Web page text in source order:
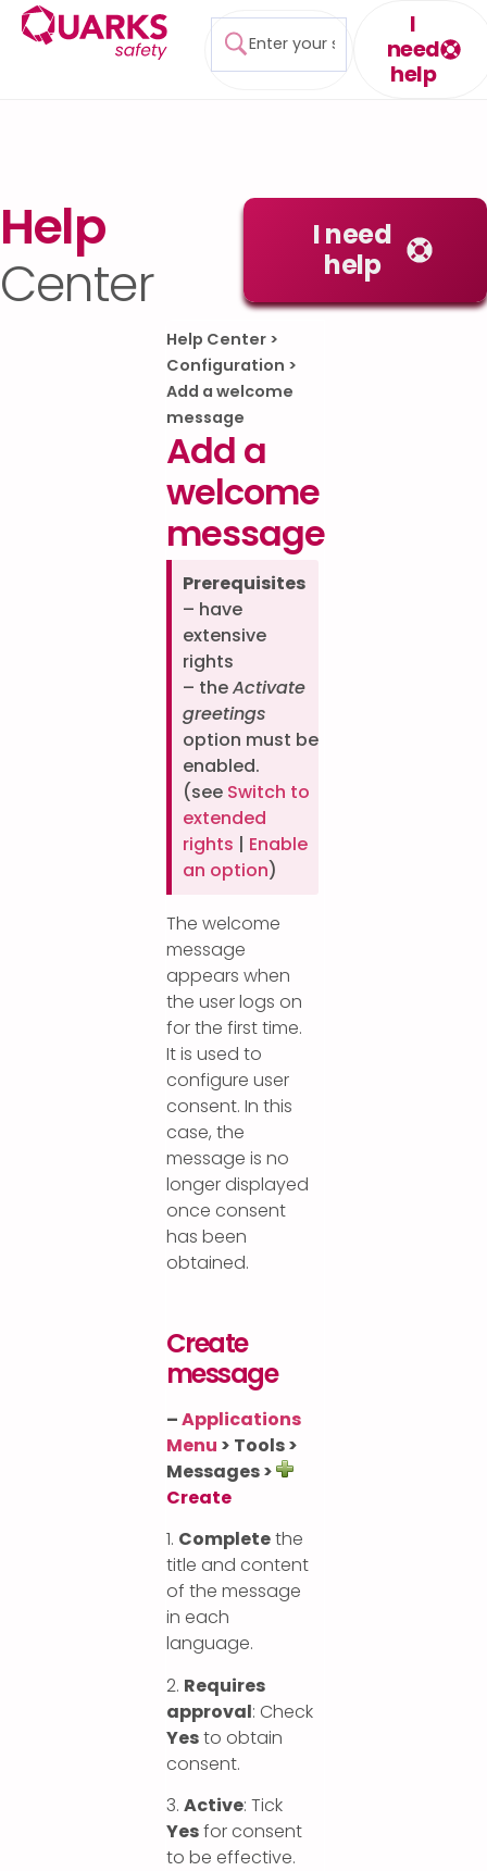
I
need
help
Help
Center
I need
help
Help Center>
Configuration >
Add a welcome
message
Add a
welcome
message
Prerequisites
– have
extensive
rights
– theActivate
greetings
option must be
enabled.
(see Switch to
extended
rights | Enable
an option)
The welcome
message
appears when
the user logs on
for the first time.
It is used to
configure user
consent. In this
case, the
message is no
longer displayed
once consent
has been
obtained.
Create
message
–Applications
Menu > Tools >
Messages >
Create
1. Completethe
title and content
of the message
in each
language.
2. Requires
approval: Check
Yesto obtain
consent.
3. Active: Tick
Yesfor consent
to be effective.